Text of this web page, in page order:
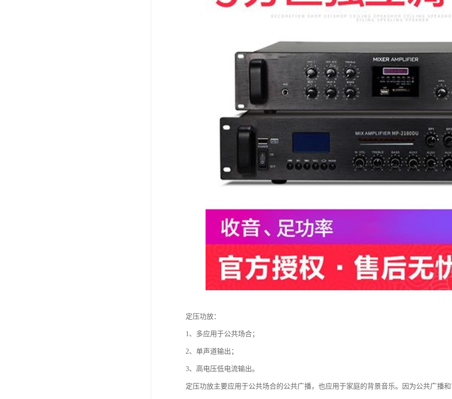
定压功放：
1、多应用于公共场合；
2、单声道输出；
3、高电压低电流输出。
定压功放主要应用于公共场合的公共广播，也应用于家庭的背景音乐。因为公共广播